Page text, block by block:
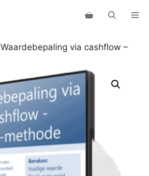
Waardebepaling via cashflow –